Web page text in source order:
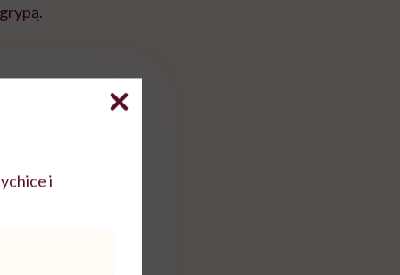
demencji oraz
u nich także o 60
nadal istotne
i